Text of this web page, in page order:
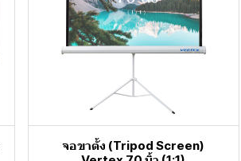
จอขาตั้ง (Tripod Screen)